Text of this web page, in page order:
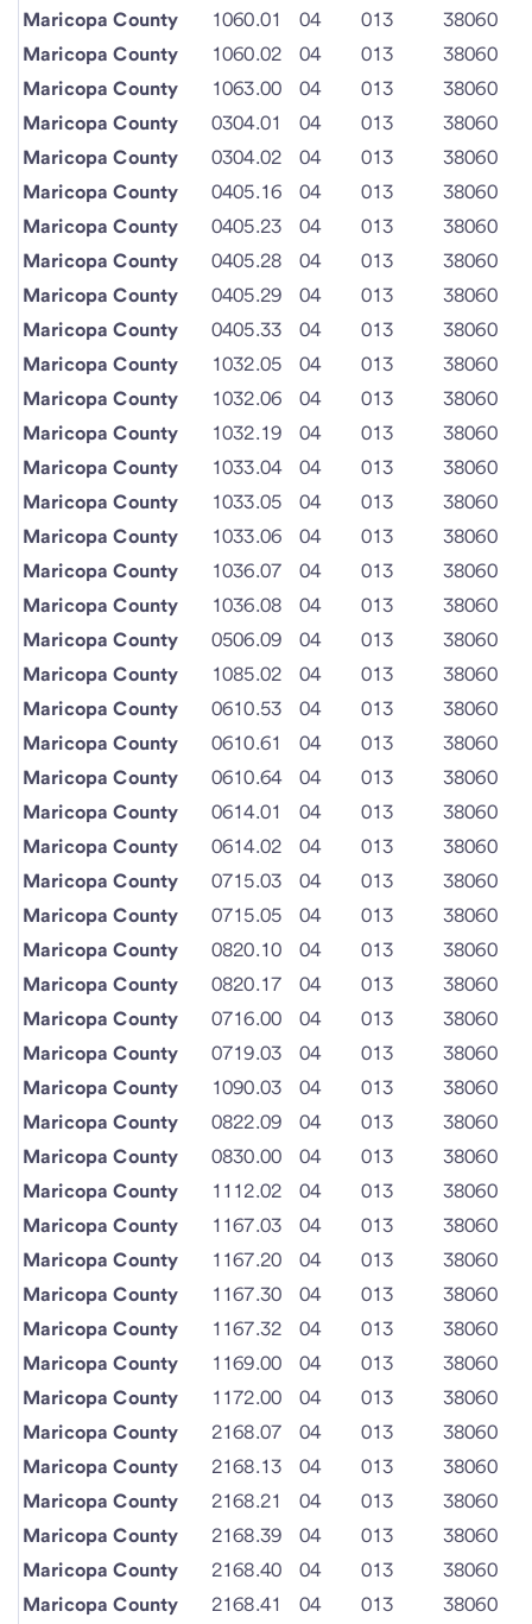
Maricopa County
1060.01 04 013
38060
Maricopa County
1060.02 04 013
38060
Maricopa County
1063.00 04 013
38060
Maricopa County
0304.01 04 013
38060
Maricopa County
0304.02 04 013
38060
Maricopa County
0405.16 04 013
38060
Maricopa County
0405.23 04 013
38060
Maricopa County
0405.28 04 013
38060
Maricopa County
0405.29 04 013
38060
Maricopa County
0405.33 04 013
38060
Maricopa County
1032.05 04 013
38060
Maricopa County
1032.06 04 013
38060
Maricopa County
1032.19 04 013
38060
Maricopa County
1033.04 04 013
38060
Maricopa County
1033.05 04 013
38060
Maricopa County
1033.06 04 013
38060
Maricopa County
1036.07 04 013
38060
Maricopa County
1036.08 04 013
38060
Maricopa County
0506.09 04 013
38060
Maricopa County
1085.02 04 013
38060
Maricopa County
0610.53 04 013
38060
Maricopa County
0610.61 04 013
38060
Maricopa County
0610.64 04 013
38060
Maricopa County
0614.01 04 013
38060
Maricopa County
0614.02 04 013
38060
Maricopa County
0715.03 04 013
38060
Maricopa County
0715.05 04 013
38060
Maricopa County
0820.10 04 013
38060
Maricopa County
0820.17 04 013
38060
Maricopa County
0716.00 04 013
38060
Maricopa County
0719.03 04 013
38060
Maricopa County
1090.03 04 013
38060
Maricopa County
0822.09 04 013
38060
Maricopa County
0830.00 04 013
38060
Maricopa County
1112.02 04 013
38060
Maricopa County
1167.03 04 013
38060
Maricopa County
1167.20 04 013
38060
Maricopa County
1167.30 04 013
38060
Maricopa County
1167.32 04 013
38060
Maricopa County
1169.00 04 013
38060
Maricopa County
1172.00 04 013
38060
Maricopa County
2168.07 04 013
38060
Maricopa County
2168.13 04 013
38060
Maricopa County
2168.21 04 013
38060
Maricopa County
2168.39 04 013
38060
Maricopa County
2168.40 04 013
38060
Maricopa County
2168.41 04 013
38060